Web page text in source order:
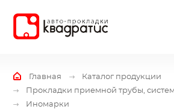
Главная
Каталог продукции
Прокладки приемной трубы,
Иномарки